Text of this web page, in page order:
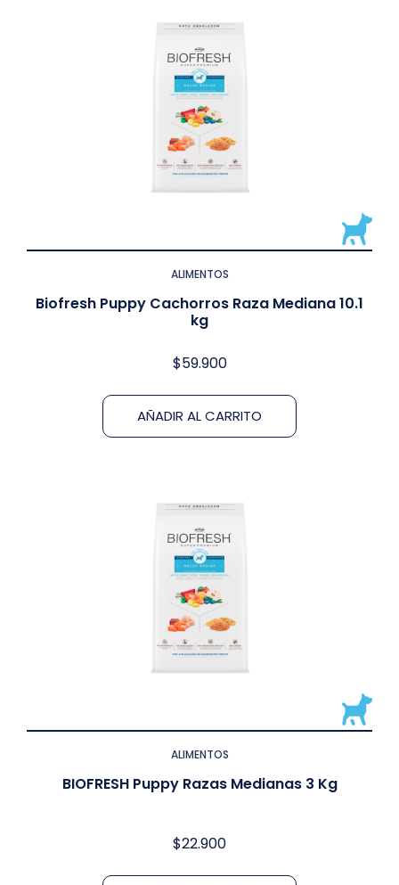
ALIMENTOS
Biofresh Puppy Cachorros Raza Mediana 10.1
kg
$59.900
AÑADIR AL CARRITO
ALIMENTOS
BIOFRESH Puppy Razas Medianas 3 Kg
$22.900